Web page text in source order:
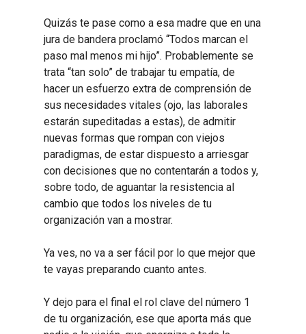
Quizás te pase como a esa madre que en una
jura de bandera proclamó “Todos marcan el
paso mal menos mi hijo”. Probablemente se
trata “tan solo” de trabajar tu empatía, de
hacer un esfuerzo extra de comprensión de
sus necesidades vitales (ojo, las laborales
estarán supeditadas a estas), de admitir
nuevas formas que rompan con viejos
paradigmas, de estar dispuesto a arriesgar
con decisiones que no contentarán a todos y,
sobre todo, de aguantar la resistencia al
cambio que todos los niveles de tu
organización van a mostrar.
Ya ves, no va a ser fácil por lo que mejor que
te vayas preparando cuanto antes.
Y dejo para el final el rol clave del número 1
de tu organización, ese que aporta más que